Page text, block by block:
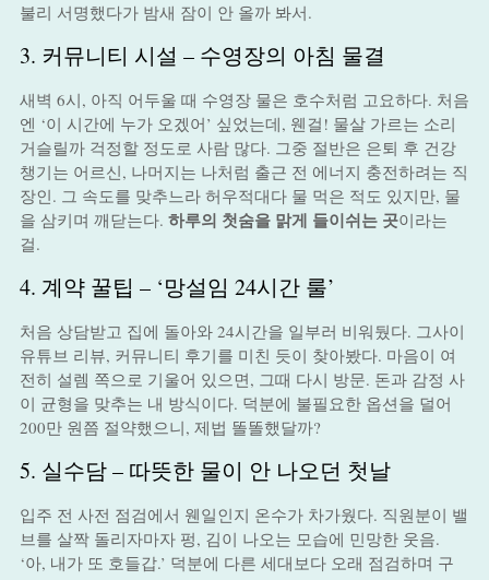
불리 서명했다가 밤새 잠이 안 올까 봐서.
3. 커뮤니티 시설 – 수영장의 아침 물결
새벽 6시, 아직 어두울 때 수영장 물은 호수처럼 고요하다. 처음
엔 ‘이 시간에 누가 오겠어’ 싶었는데, 웬걸! 물살 가르는 소리
거슬릴까 걱정할 정도로 사람 많다. 그중 절반은 은퇴 후 건강
챙기는 어르신, 나머지는 나처럼 출근 전 에너지 충전하려는 직
장인. 그 속도를 맞추느라 허우적대다 물 먹은 적도 있지만, 물
을 삼키며 깨닫는다. 하루의 첫숨을 맑게 들이쉬는 곳이라는
걸.
4. 계약 꿀팁 – ‘망설임 24시간 룰’
처음 상담받고 집에 돌아와 24시간을 일부러 비워뒀다. 그사이
유튜브 리뷰, 커뮤니티 후기를 미친 듯이 찾아봤다. 마음이 여
전히 설렘 쪽으로 기울어 있으면, 그때 다시 방문. 돈과 감정 사
이 균형을 맞추는 내 방식이다. 덕분에 불필요한 옵션을 덜어
200만 원쯤 절약했으니, 제법 똘똘했달까?
5. 실수담 – 따뜻한 물이 안 나오던 첫날
입주 전 사전 점검에서 웬일인지 온수가 차가웠다. 직원분이 밸
브를 살짝 돌리자마자 펑, 김이 나오는 모습에 민망한 웃음.
‘아, 내가 또 호들갑.’ 덕분에 다른 세대보다 오래 점검하며 구